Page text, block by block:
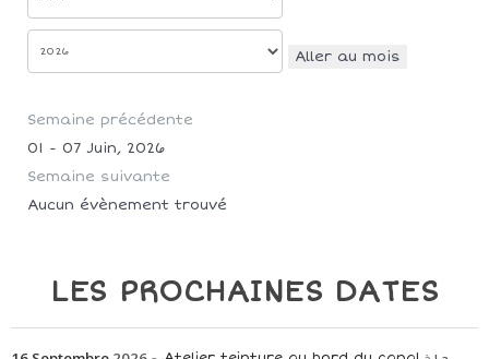
Aller au mois
Semaine précédente
01 - 07 Juin, 2026
Semaine suivante
Aucun évènement trouvé
LES PROCHAINES DATES